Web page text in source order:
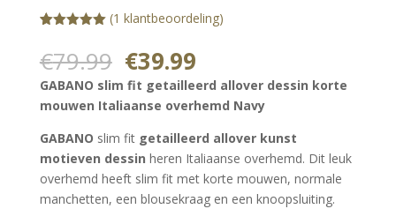
gebaseerd
klantbeoorde
(1 klantbeoordeling)
€79.99 Oorspronkelijke
prijs
was:
€79.99.
€39.99Huidige
prijs
is:
€39.99.
GABANO slim fit getailleerd allover dessin korte
mouwen Italiaanse overhemd Navy
GABANO slim fit getailleerd allover kunst
motieven dessin heren Italiaanse overhemd. Dit leuk
overhemd heeft slim fit met korte mouwen, normale
manchetten, een blousekraag en een knoopsluiting.